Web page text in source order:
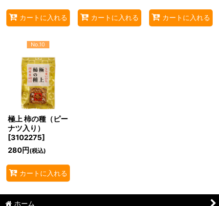
カートに入れる カートに入れる カートに入れる
No.10
極上 柿の種（ピー
ナツ入り）
[3102275]
280円 (税込)
カートに入れる
ホーム